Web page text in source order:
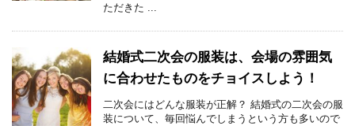
ただきた ...
結婚式二次会の服装は、会場の雰囲気
に合わせたものをチョイスしよう！
二次会にはどんな服装が正解？ 結婚式の二次会の服
装について、毎回悩んでしまうという方も多いので